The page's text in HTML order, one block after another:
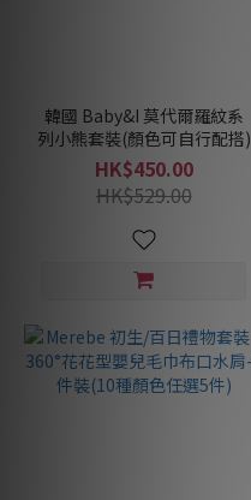
韓國 Baby&I 莫代爾羅紋系
列小熊套裝(顏色可自行配搭)
HK$450.00
HK$529.00